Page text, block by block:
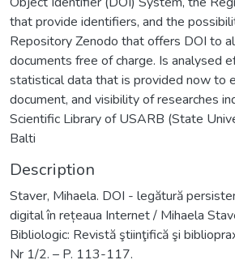
that provide identifiers, and the
Repository Zenodo that offers DOI to
documents free of charge. Is analysed
statistical data that is provided now to
document, and visibility of researches
Scientific Library of USARB (State
Balti
Description
Staver, Mihaela. DOI - legătură
digital în rețeaua Internet / Mihaela
Bibliologic: Revistă ştiinţifică şi
Nr 1/2. – P. 113-117.